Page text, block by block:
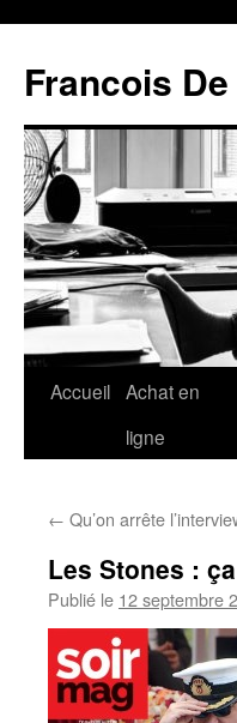
Francois
Accueil Achat en
ligne
← Qu’on arrête
Les Stones :
Publié le 12 septembre